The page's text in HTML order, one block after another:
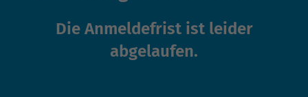
Die Anmeldefrist ist leider
abgelaufen.